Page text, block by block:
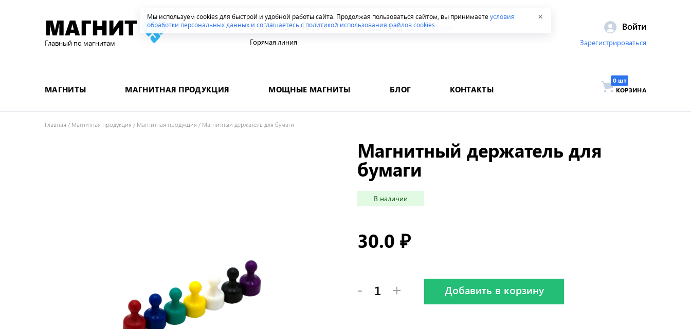
Мы используем cookies для быстрой и удобной работы сайта. Продолжая пользоваться сайтом, вы принимаетеусловия
обработки персональных данных и соглашаетесь с политикой использования файлов cookies
✕
МАГНИТ
Главный по магнитам
8 800 555-42-96
Горячая линия
Ваш город: Екатеринбург Войти
Зарегистрироваться
МАГНИТЫ МАГНИТНАЯ ПРОДУКЦИЯ МОЩНЫЕ МАГНИТЫ БЛОГ КОНТАКТЫ КОРЗИНА
Главная /Магнитная продукция /Магнитная продукция /Магнитный держатель для бумаги
Магнитный держатель для
бумаги
В наличии
30.0 ₽
- + Добавить в корзину